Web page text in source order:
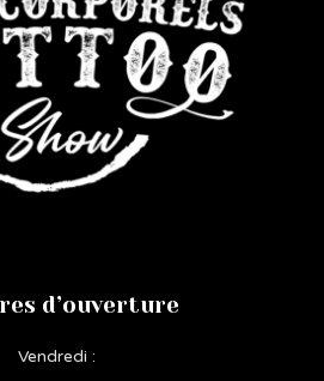
d’ouverture
Vendredi :